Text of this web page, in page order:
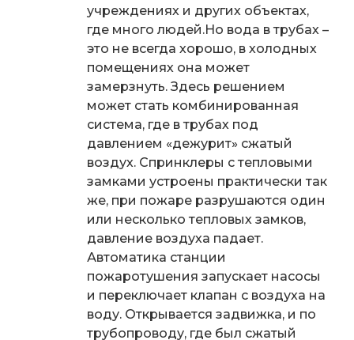
учреждениях и других объектах,
где много людей.Но вода в трубах –
это не всегда хорошо, в холодных
помещениях она может
замерзнуть. Здесь решением
может стать комбинированная
система, где в трубах под
давлением «дежурит» сжатый
воздух. Спринклеры с тепловыми
замками устроены практически так
же, при пожаре разрушаются один
или несколько тепловых замков,
давление воздуха падает.
Автоматика станции
пожаротушения запускает насосы
и переключает клапан с воздуха на
воду. Открывается задвижка, и по
трубопроводу, где был сжатый